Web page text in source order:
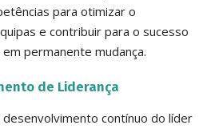
para otimizar o
e contribuir para o sucesso
permanente mudança.
de Liderança
contínuo do líder